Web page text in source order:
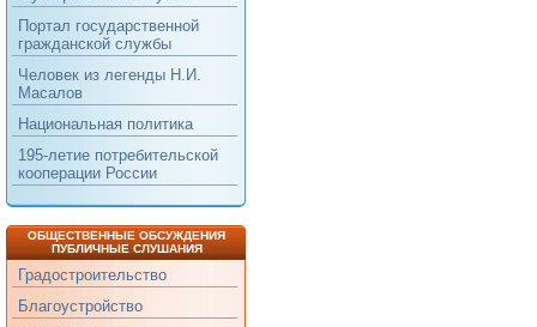
Портал государственной
гражданской службы
Человек из легенды Н.И.
Масалов
Национальная политика
195-летие потребительской
кооперации России
ОБЩЕСТВЕННЫЕ ОБСУЖДЕНИЯ
ПУБЛИЧНЫЕ СЛУШАНИЯ
Градостроительство
Благоустройство